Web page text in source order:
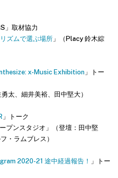
」取材協力
ズムで選ぶ場所 」（Placy 鈴木綜
x-Music Exhibition 」トー
太、細井美裕、田中堅大）
」トーク
プンスタジオ」（登壇：田中堅
・ラムブレス）
2020-21 途中経過報告！ 」トー